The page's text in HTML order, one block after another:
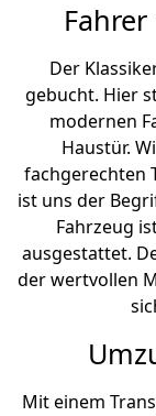
Der
gebucht. Hier
modernen
Haustür.
fachgerechten
ist uns der
Fahrzeug
ausgestattet.
der wertvollen
Mit einem